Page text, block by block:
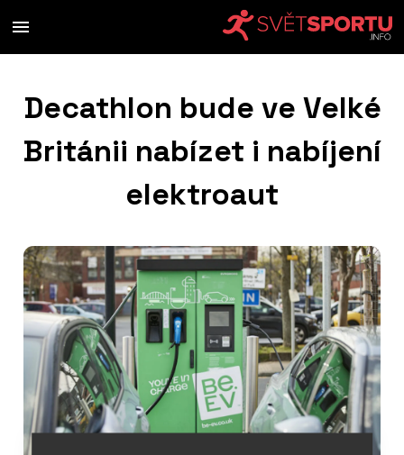
Decathlon bude ve Velké
Británii nabízet i nabíjení
elektroaut